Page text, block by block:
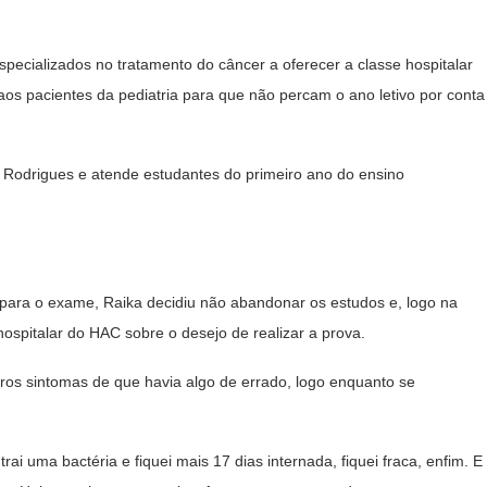
no tratamento do câncer a oferecer a classe hospitalar
pacientes da pediatria para que não percam o ano letivo por conta
e atende estudantes do primeiro ano do ensino
o exame, Raika decidiu não abandonar os estudos e, logo na
do HAC sobre o desejo de realizar a prova.
sintomas de que havia algo de errado, logo enquanto se
uma bactéria e fiquei mais 17 dias internada, fiquei fraca, enfim. E